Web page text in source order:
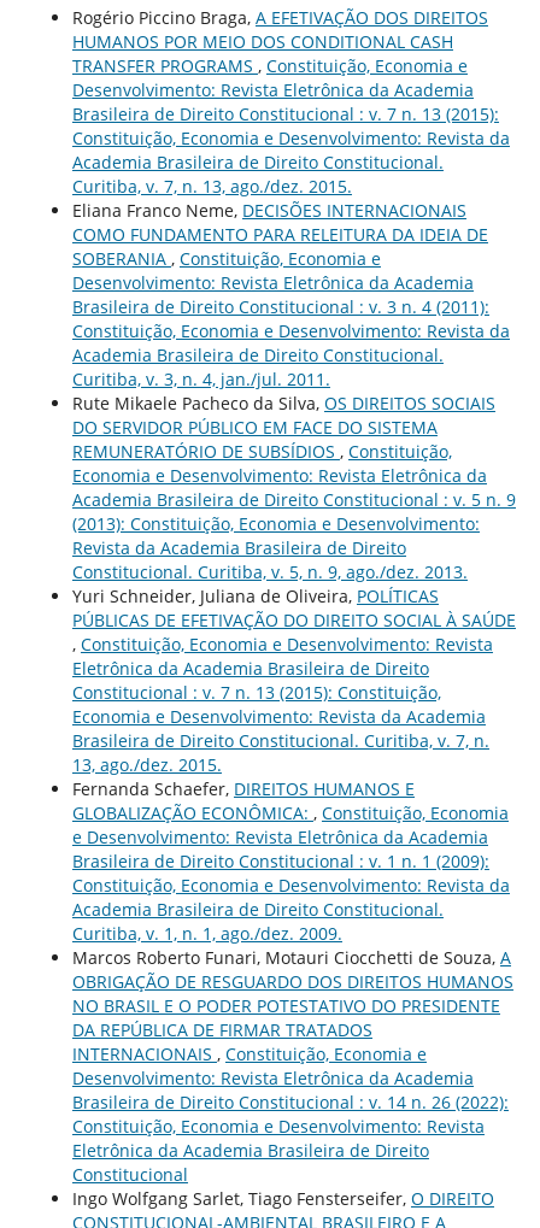
Rogério Piccino Braga, A EFETIVAÇÃO DOS DIREITOS
HUMANOS POR MEIO DOS CONDITIONAL CASH
TRANSFER PROGRAMS , Constituição, Economia e
Desenvolvimento: Revista Eletrônica da Academia
Brasileira de Direito Constitucional : v. 7 n. 13 (2015):
Constituição, Economia e Desenvolvimento: Revista da
Academia Brasileira de Direito Constitucional.
Curitiba, v. 7, n. 13, ago./dez. 2015.
Eliana Franco Neme, DECISÕES INTERNACIONAIS
COMO FUNDAMENTO PARA RELEITURA DA IDEIA DE
SOBERANIA , Constituição, Economia e
Desenvolvimento: Revista Eletrônica da Academia
Brasileira de Direito Constitucional : v. 3 n. 4 (2011):
Constituição, Economia e Desenvolvimento: Revista da
Academia Brasileira de Direito Constitucional.
Curitiba, v. 3, n. 4, jan./jul. 2011.
Rute Mikaele Pacheco da Silva, OS DIREITOS SOCIAIS
DO SERVIDOR PÚBLICO EM FACE DO SISTEMA
REMUNERATÓRIO DE SUBSÍDIOS , Constituição,
Economia e Desenvolvimento: Revista Eletrônica da
Academia Brasileira de Direito Constitucional : v. 5 n. 9
(2013): Constituição, Economia e Desenvolvimento:
Revista da Academia Brasileira de Direito
Constitucional. Curitiba, v. 5, n. 9, ago./dez. 2013.
Yuri Schneider, Juliana de Oliveira, POLÍTICAS
PÚBLICAS DE EFETIVAÇÃO DO DIREITO SOCIAL À SAÚDE
, Constituição, Economia e Desenvolvimento: Revista
Eletrônica da Academia Brasileira de Direito
Constitucional : v. 7 n. 13 (2015): Constituição,
Economia e Desenvolvimento: Revista da Academia
Brasileira de Direito Constitucional. Curitiba, v. 7, n.
13, ago./dez. 2015.
Fernanda Schaefer, DIREITOS HUMANOS E
GLOBALIZAÇÃO ECONÔMICA: , Constituição, Economia
e Desenvolvimento: Revista Eletrônica da Academia
Brasileira de Direito Constitucional : v. 1 n. 1 (2009):
Constituição, Economia e Desenvolvimento: Revista da
Academia Brasileira de Direito Constitucional.
Curitiba, v. 1, n. 1, ago./dez. 2009.
Marcos Roberto Funari, Motauri Ciocchetti de Souza, A
OBRIGAÇÃO DE RESGUARDO DOS DIREITOS HUMANOS
NO BRASIL E O PODER POTESTATIVO DO PRESIDENTE
DA REPÚBLICA DE FIRMAR TRATADOS
INTERNACIONAIS , Constituição, Economia e
Desenvolvimento: Revista Eletrônica da Academia
Brasileira de Direito Constitucional : v. 14 n. 26 (2022):
Constituição, Economia e Desenvolvimento: Revista
Eletrônica da Academia Brasileira de Direito
Constitucional
Ingo Wolfgang Sarlet, Tiago Fensterseifer, O DIREITO
CONSTITUCIONAL-AMBIENTAL BRASILEIRO E A